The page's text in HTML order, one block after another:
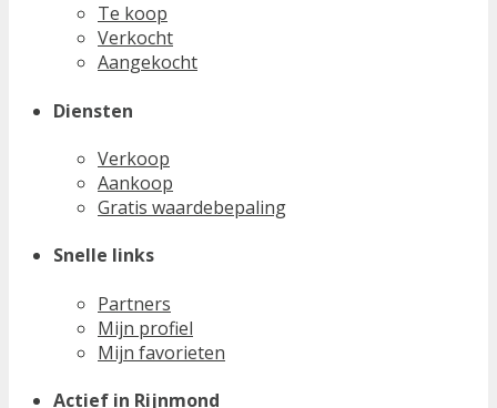
Te koop
Verkocht
Aangekocht
Diensten
Verkoop
Aankoop
Gratis waardebepaling
Snelle links
Partners
Mijn profiel
Mijn favorieten
Actief in Rijnmond